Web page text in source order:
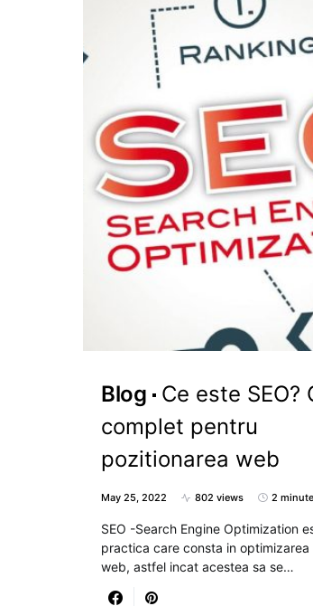
Blog
Ce este SEO?
complet pentru
pozitionarea web
May 25, 2022 802 views 2
SEO -Search Engine Optimization
practica care consta in optimizarea
web, astfel incat acestea sa se…